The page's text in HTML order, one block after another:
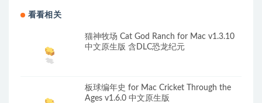
看看相关
猫神牧场 Cat God Ranch for Mac v1.3.10
中文原生版 含DLC恐龙纪元
板球编年史 for Mac Cricket Through the
Ages v1.6.0 中文原生版